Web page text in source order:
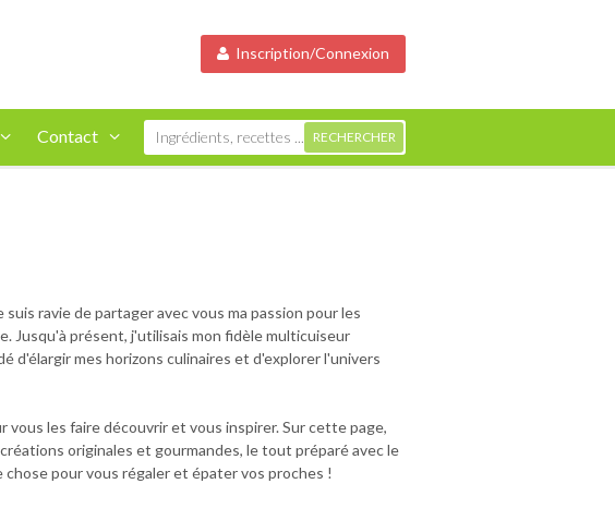
Inscription/Connexion
Contact
ravie de partager avec vous ma passion pour les
Jusqu'à présent, j'utilisais mon fidèle multicuiseur
d'élargir mes horizons culinaires et d'explorer l'univers
les faire découvrir et vous inspirer. Sur cette page,
originales et gourmandes, le tout préparé avec le
pour vous régaler et épater vos proches !